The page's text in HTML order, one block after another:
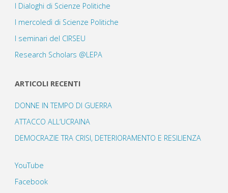
I Dialoghi di Scienze Politiche
I mercoledì di Scienze Politiche
I seminari del CIRSEU
Research Scholars @LEPA
ARTICOLI RECENTI
DONNE IN TEMPO DI GUERRA
ATTACCO ALL’UCRAINA
DEMOCRAZIE TRA CRISI, DETERIORAMENTO E RESILIENZA
YouTube
Facebook